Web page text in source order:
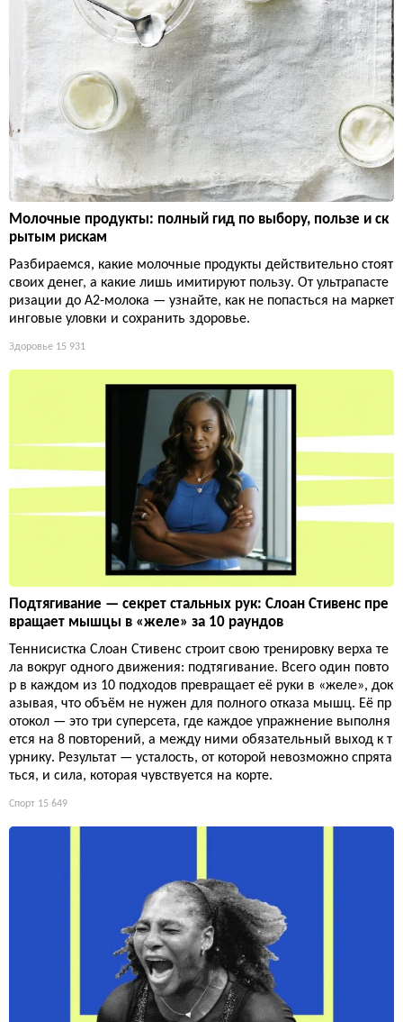
Молочные продукты: полный гид по выбору, пользе и ск
рытым рискам
Разбираемся, какие молочные продукты действительно стоят
своих денег, а какие лишь имитируют пользу. От ультрапасте
ризации до А2-молока — узнайте, как не попасться на маркет
инговые уловки и сохранить здоровье.
Здоровье 15 931
Подтягивание — секрет стальных рук: Слоан Стивенс пре
вращает мышцы в «желе» за 10 раундов
Теннисистка Слоан Стивенс строит свою тренировку верха те
ла вокруг одного движения: подтягивание. Всего один повто
р в каждом из 10 подходов превращает её руки в «желе», док
азывая, что объём не нужен для полного отказа мышц. Её пр
отокол — это три суперсета, где каждое упражнение выполня
ется на 8 повторений, а между ними обязательный выход к т
урнику. Результат — усталость, от которой невозможно спрята
ться, и сила, которая чувствуется на корте.
Спорт 15 649